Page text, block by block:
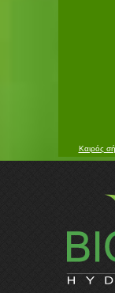
Καιρός